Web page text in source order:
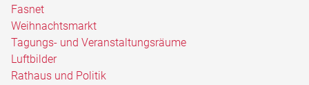
Fasnet
Weihnachtsmarkt
Tagungs- und Veranstaltungsräume
Luftbilder
Rathaus und Politik